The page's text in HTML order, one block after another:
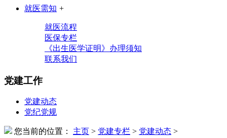
就医需知 +
就医流程
医保专栏
《出生医学证明》办理须知
联系我们
党建工作
党建动态
党纪党规
您当前的位置： 主页 > 党建专栏 > 党建动态 >